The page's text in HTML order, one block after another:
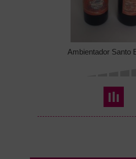
Ambientador Santo